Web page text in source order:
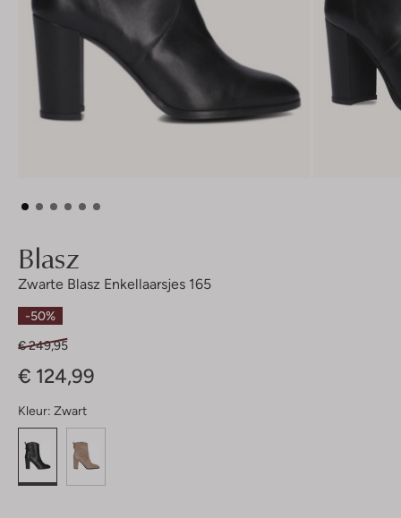
Blasz
Zwarte Blasz Enkellaarsjes 165
-50%
€ 249,95
€ 124,99
Kleur: Zwart